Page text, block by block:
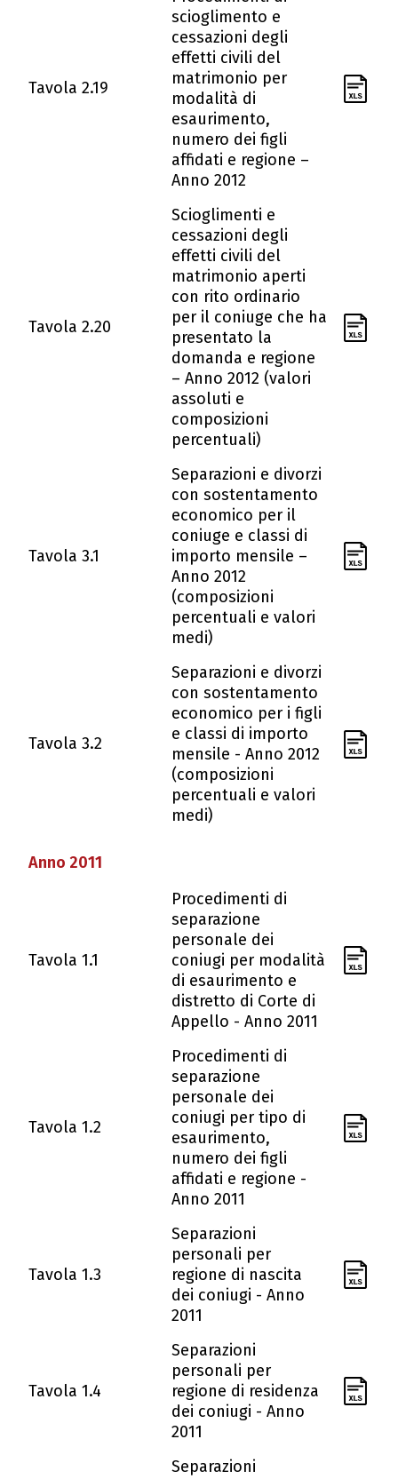
Tavola 2.19
scioglimento e
cessazioni degli
effetti civili del
matrimonio per
modalità di
esaurimento,
numero dei figli
affidati e regione –
Anno 2012
Tavola 2.20
Scioglimenti e
cessazioni degli
effetti civili del
matrimonio aperti
con rito ordinario
per il coniuge che ha
presentato la
domanda e regione
– Anno 2012 (valori
assoluti e
composizioni
percentuali)
Tavola 3.1
Separazioni e divorzi
con sostentamento
economico per il
coniuge e classi di
importo mensile –
Anno 2012
(composizioni
percentuali e valori
medi)
Tavola 3.2
Separazioni e divorzi
con sostentamento
economico per i figli
e classi di importo
mensile - Anno 2012
(composizioni
percentuali e valori
medi)
Anno 2011
Tavola 1.1
Procedimenti di
separazione
personale dei
coniugi per modalità
di esaurimento e
distretto di Corte di
Appello - Anno 2011
Tavola 1.2
Procedimenti di
separazione
personale dei
coniugi per tipo di
esaurimento,
numero dei figli
affidati e regione -
Anno 2011
Tavola 1.3
Separazioni
personali per
regione di nascita
dei coniugi - Anno
2011
Tavola 1.4
Separazioni
personali per
regione di residenza
dei coniugi - Anno
2011
Separazioni